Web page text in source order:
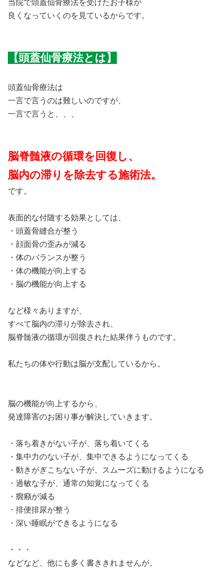
当院で頭蓋仙骨療法を受けたお子様が
良くなっていくのを見ているからです。
【頭蓋仙骨療法とは】
頭蓋仙骨療法は
一言で言うのは難しいのですが、
一言で言うと、、、
脳脊髄液の循環を回復し、
脳内の滞りを除去する施術法。
です。
表面的な付随する効果としては、
・頭蓋骨縫合が整う
・顔面骨の歪みが減る
・体のバランスが整う
・体の機能が向上する
・脳の機能が向上する
など様々ありますが、
すべて脳内の滞りが除去され、
脳脊髄液の循環が回復された結果伴うものです。
私たちの体や行動は脳が支配しているから。
脳の機能が向上するから、
発達障害のお困り事が解決していきます。
・落ち着きがない子が、落ち着いてくる
・集中力のない子が、集中できるようになってくる
・動きがぎこちない子が、スムーズに動けるようになる
・過敏な子が、通常の知覚になってくる
・癇癪が減る
・排便排尿が整う
・深い睡眠ができるようになる
・・・
などなど、他にも多く書ききれませんが。